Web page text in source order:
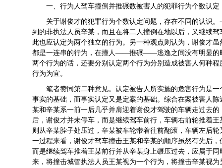
一、行为人驾车撞倒并推碾数被害人的犯罪行为个数认定
关于谢俊才的犯罪行为个数认定问题，存在不同的认识
到的非执法人员辛某，而且在将二人撞倒在地以后，又继续
此也应认定为两个独立的行为。另一种观点则认为，谢俊才
都是一连串的行为，在撞人——推碾——逃逸之间没有明显的
两个行为的话，还要分别认定两个行为分别造成被害人何种
行为为宜。
笔者赞同第二种意见。认定被告人所实施的危害行为是
事实的基础，而事实认定又是定案的基础。综合在案被害人
某和辛某系一前一后几乎并肩迎着谢俊才驾驶的车辆走过去
后，谢俊才并未停车，而是继续驾车前行，车辆右前轮推着
则从辛某脖子处压过，辛某被车轮带着往前翻滚，车辆左后
一过程来看，谢俊才驾车撞击王某和辛某的顺序虽然有先后
而是继续驾车推着王某前行并从辛某身上碾压过去，应属于
来，将撞击城管执法人员王某视为一个行为，将撞击辛某视